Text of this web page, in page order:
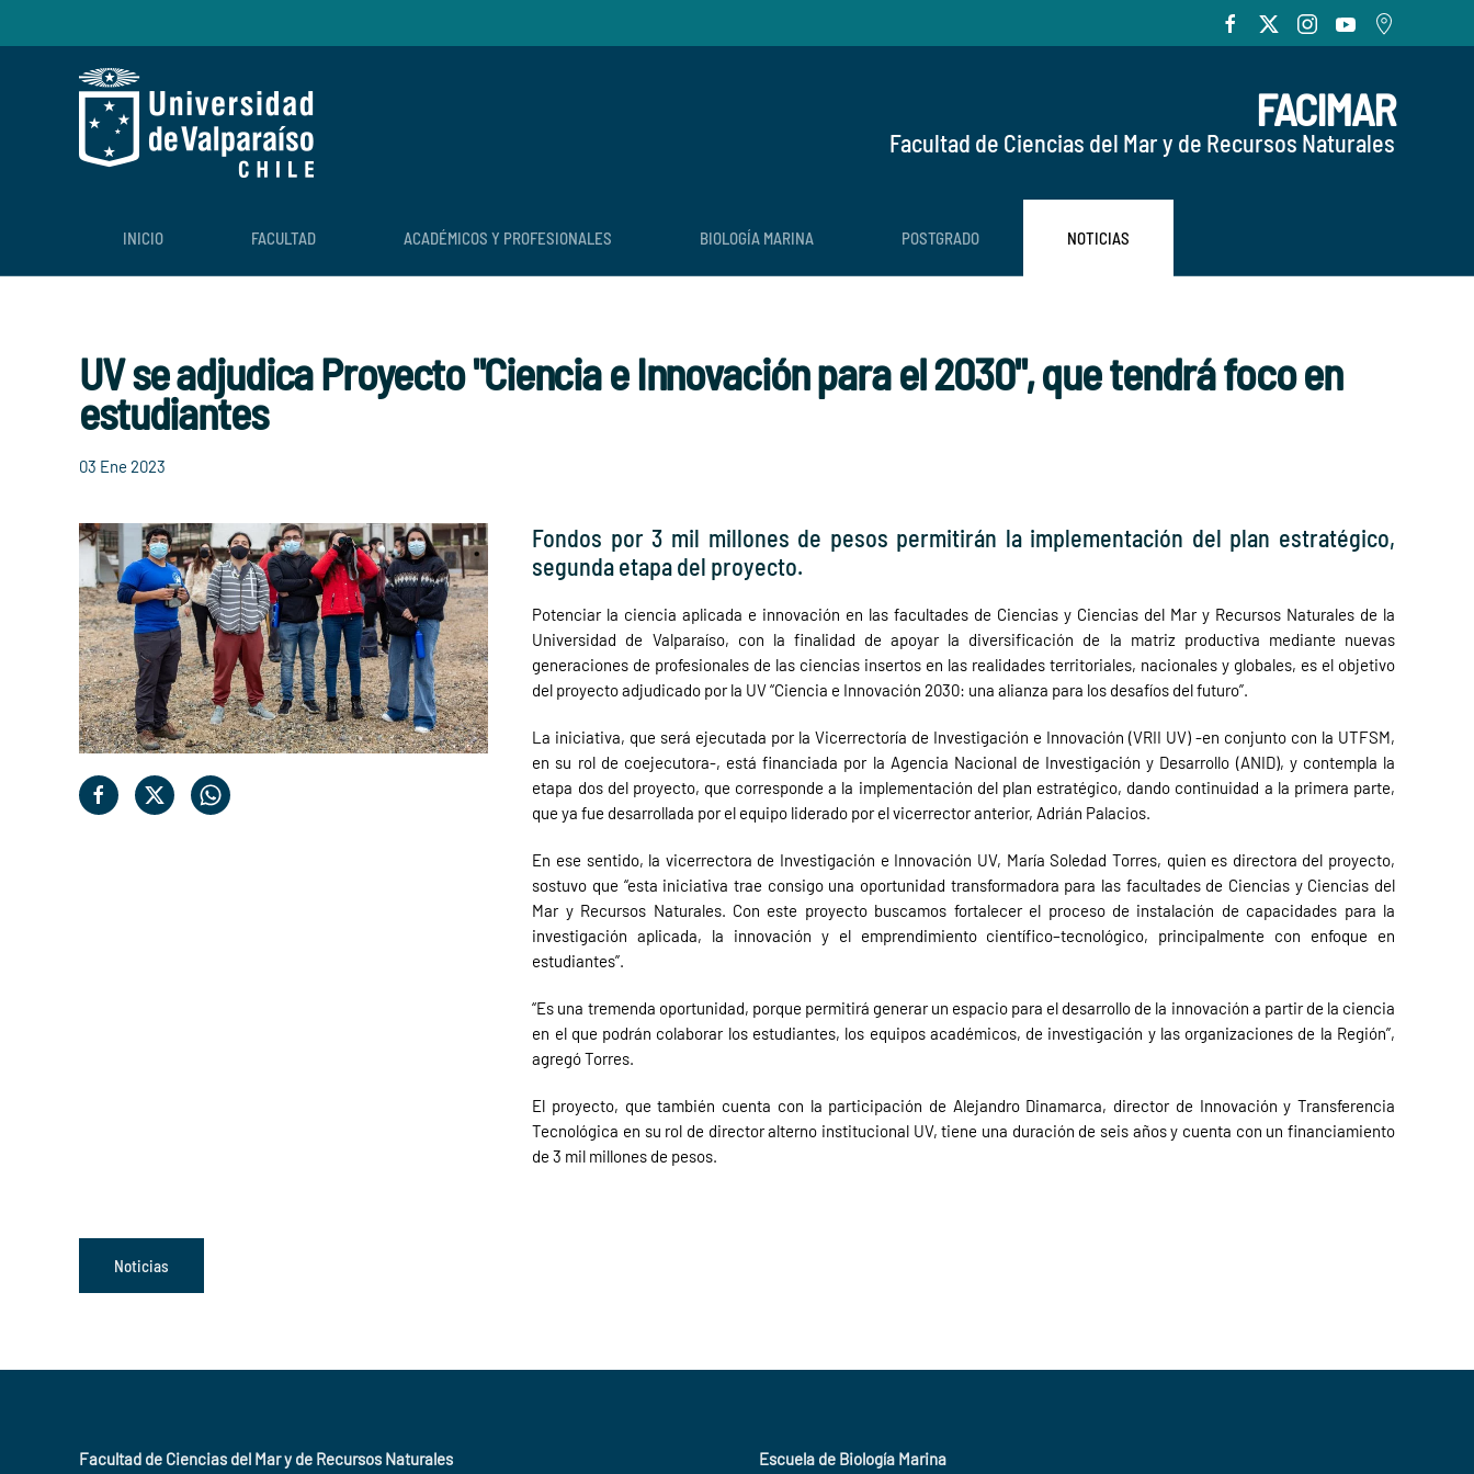
FACIMAR
Facultad de Ciencias del Mar y de Recursos Naturales
INICIO FACULTAD ACADÉMICOS Y PROFESIONALES BIOLOGÍA MARINA POSTGRADO NOTICIAS
UV se adjudica Proyecto "Ciencia e Innovación para el 2030", que tendrá foco en
estudiantes
03 Ene 2023
Fondos por 3 mil millones de pesos permitirán la implementación del plan estratégico,
segunda etapa del proyecto.
Potenciar la ciencia aplicada e innovación en las facultades de Ciencias y Ciencias del Mar y Recursos Naturales de la
Universidad de Valparaíso, con la finalidad de apoyar la diversificación de la matriz productiva mediante nuevas
generaciones de profesionales de las ciencias insertos en las realidades territoriales, nacionales y globales, es el objetivo
del proyecto adjudicado por la UV “Ciencia e Innovación 2030: una alianza para los desafíos del futuro”.
La iniciativa, que será ejecutada por la Vicerrectoría de Investigación e Innovación (VRII UV) -en conjunto con la UTFSM,
en su rol de coejecutora-, está financiada por la Agencia Nacional de Investigación y Desarrollo (ANID), y contempla la
etapa dos del proyecto, que corresponde a la implementación del plan estratégico, dando continuidad a la primera parte,
que ya fue desarrollada por el equipo liderado por el vicerrector anterior, Adrián Palacios.
En ese sentido, la vicerrectora de Investigación e Innovación UV, María Soledad Torres, quien es directora del proyecto,
sostuvo que “esta iniciativa trae consigo una oportunidad transformadora para las facultades de Ciencias y Ciencias del
Mar y Recursos Naturales. Con este proyecto buscamos fortalecer el proceso de instalación de capacidades para la
investigación aplicada, la innovación y el emprendimiento científico–tecnológico, principalmente con enfoque en
estudiantes”.
“Es una tremenda oportunidad, porque permitirá generar un espacio para el desarrollo de la innovación a partir de la ciencia
en el que podrán colaborar los estudiantes, los equipos académicos, de investigación y las organizaciones de la Región”,
agregó Torres.
El proyecto, que también cuenta con la participación de Alejandro Dinamarca, director de Innovación y Transferencia
Tecnológica en su rol de director alterno institucional UV, tiene una duración de seis años y cuenta con un financiamiento
de 3 mil millones de pesos.
Noticias
Facultad de Ciencias del Mar y de Recursos Naturales Escuela de Biología Marina